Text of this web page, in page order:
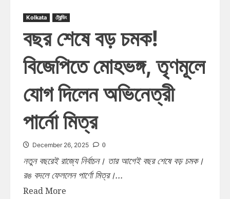
Kolkata ট্রেন্ডিং
বছর শেষে বড় চমক!
বিজেপিতে মোহভঙ্গ, তৃণমূলে
যোগ দিলেন অভিনেত্রী
পার্নো মিত্র
December 26, 2025 0
নতুন বছরেই রাজ্যে নির্বাচন। তার আগেই বছর শেষে বড় চমক।
রঙ বদলে ফেললেন পার্ণো মিত্র।...
Read More